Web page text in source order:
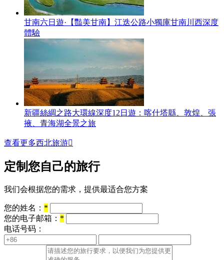
甘南六日遊·【豔美甘南】江迭公路小獨庫甘南川西深度
體驗
新疆絲綢之路大環線深度12日遊：喀什塔縣、敦煌、張
掖、青海湖全景之旅
查看更多西北旅游
定制您自己的旅行
我们会根据您的需求，提供最适合您方案
您的姓名： *
您的电子邮箱： *
电话号码：